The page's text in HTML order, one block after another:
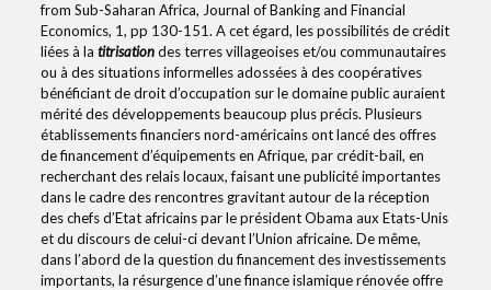
from Sub-Saharan Africa, Journal of Banking and Financial
Economics, 1, pp 130-151. A cet égard, les possibilités de crédit
liées à la titrisationdes terres villageoises et/ou communautaires
ou à des situations informelles adossées à des coopératives
bénéficiant de droit d’occupation sur le domaine public auraient
mérité des développements beaucoup plus précis. Plusieurs
établissements financiers nord-américains ont lancé des offres
de financement d’équipements en Afrique, par crédit-bail, en
recherchant des relais locaux, faisant une publicité importantes
dans le cadre des rencontres gravitant autour de la réception
des chefs d’Etat africains par le président Obama aux Etats-Unis
et du discours de celui-ci devant l’Union africaine. De même,
dans l’abord de la question du financement des investissements
importants, la résurgence d’une finance islamique rénovée offre